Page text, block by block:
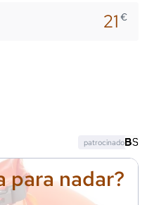
21€
para nadar?
patrocinado